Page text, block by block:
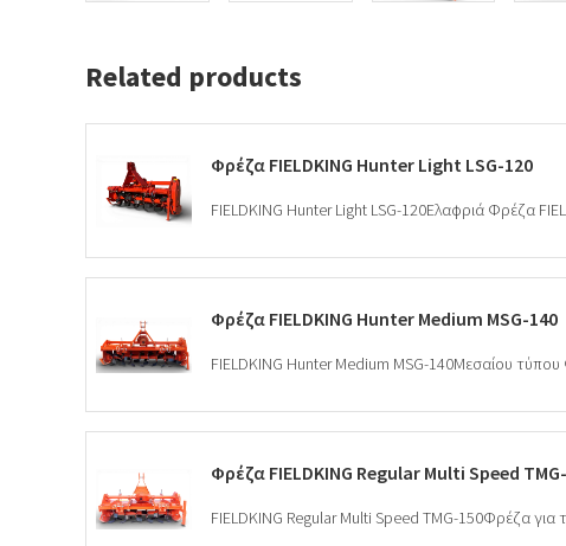
Related products
Φρέζα FIELDKING Hunter Light LSG-120
Φρέζα FIELDKING Hunter Medium MSG-140
Φρέζα FIELDKING Regular Multi Speed